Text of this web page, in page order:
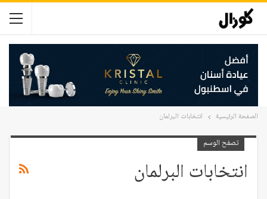
الصفحة الرئيسية انتخابات البرلمان
تصفح الوسم
انتخابات البرلمان